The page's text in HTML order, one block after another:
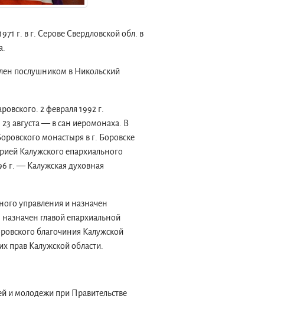
г. в г. Серове Свердловской обл. в
послушником в Никольский
2 февраля 1992 г.
августа — в сан иеромонаха. В
монастыря в г. Боровске
Калужского епархиального
г. — Калужская духовная
управления и назначен
главой епархиальной
благочиния Калужской
прав Калужской области.
и молодежи при Правительстве